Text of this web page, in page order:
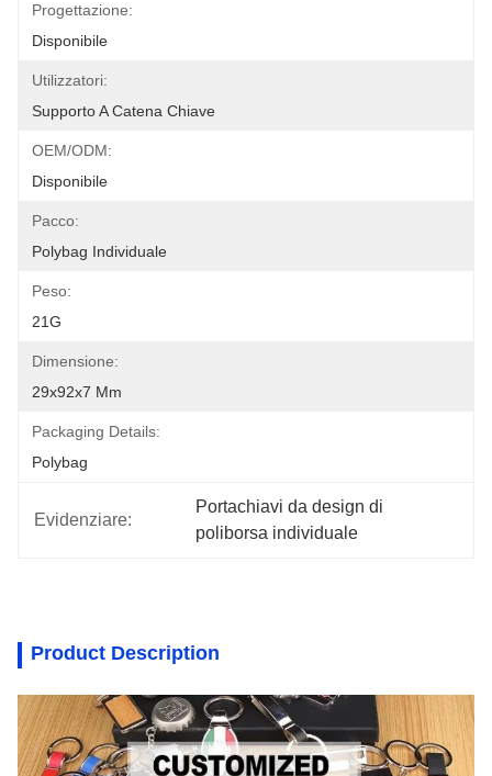
Progettazione:
Disponibile
Utilizzatori:
Supporto A Catena Chiave
OEM/ODM:
Disponibile
Pacco:
Polybag Individuale
Peso:
21G
Dimensione:
29x92x7 Mm
Packaging Details:
Polybag
Evidenziare:
Portachiavi da design di
poliborsa individuale
Product Description